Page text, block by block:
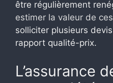
être régulièrement
estimer la valeur de
solliciter plusieurs
rapport qualité-prix.
L’assurance